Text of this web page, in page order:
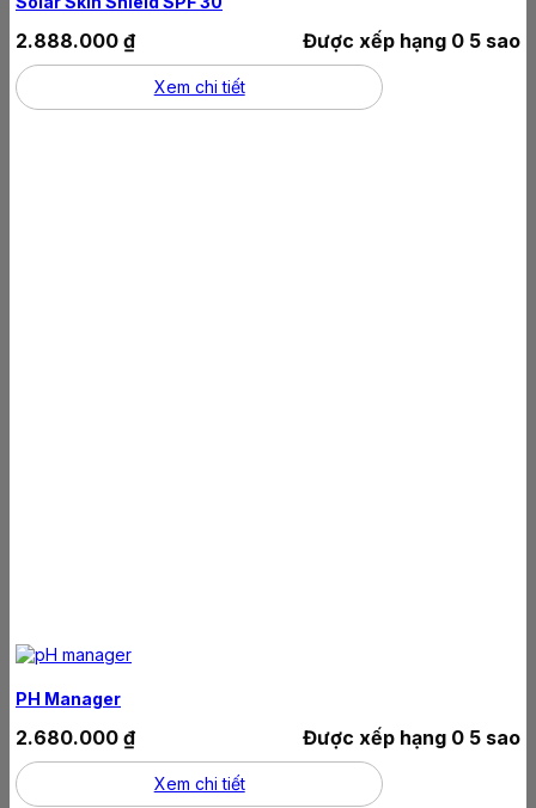
Được xếp hạng 0 5 sao
2.888.000 ₫
Xem chi tiết
PH Manager
Được xếp hạng 0 5 sao
2.680.000 ₫
Xem chi tiết